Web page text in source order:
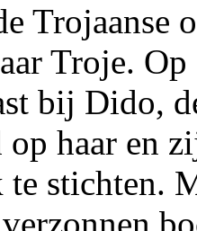
Trojaanse
Troje.
bij Dido,
haar en
stichten.